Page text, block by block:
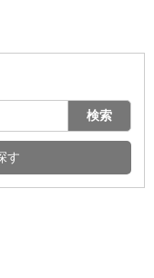
検索
す